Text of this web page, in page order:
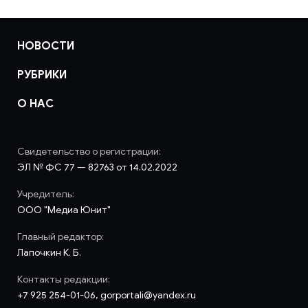
НОВОСТИ
РУБРИКИ
О НАС
Свидетельство о регистрации:
ЭЛ № ФС 77 — 82763 от 14.02.2022
Учредитель:
ООО "Медиа Юнит"
Главный редактор:
Лапочкин К. Б.
Контакты редакции:
+7 925 254-01-06, gorportali@yandex.ru